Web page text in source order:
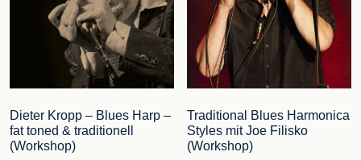
Dieter Kropp – Blues Harp –
fat toned & traditionell
(Workshop)
Traditional Blues Harmonica
Styles mit Joe Filisko
(Workshop)